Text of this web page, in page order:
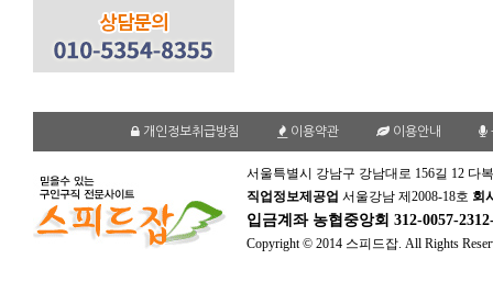
개인정보취급방침 이용약관 이용안내
서울특별시 강남구 강남대로 156길 12 다
직업정보제공업 서울강남 제2008-18호 회
입금계좌 농협중앙회 312-0057-
Copyright © 2014 스피드잡. All Rights